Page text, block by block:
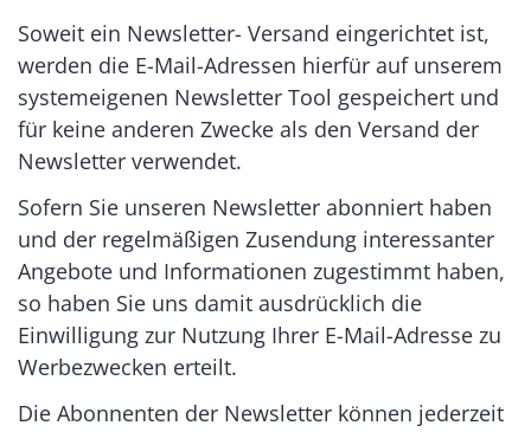
Soweit ein Newsletter- Versand eingerichtet ist,
werden die E-Mail-Adressen hierfür auf unserem
systemeigenen Newsletter Tool gespeichert und
für keine anderen Zwecke als den Versand der
Newsletter verwendet.
Sofern Sie unseren Newsletter abonniert haben
und der regelmäßigen Zusendung interessanter
Angebote und Informationen zugestimmt haben,
so haben Sie uns damit ausdrücklich die
Einwilligung zur Nutzung Ihrer E-Mail-Adresse zu
Werbezwecken erteilt.
Die Abonnenten der Newsletter können jederzeit